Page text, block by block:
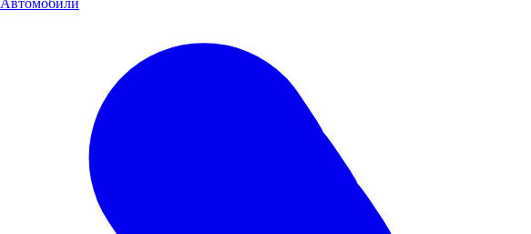
Автомобили